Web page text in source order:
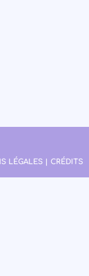
LÉGALES | CRÉDITS